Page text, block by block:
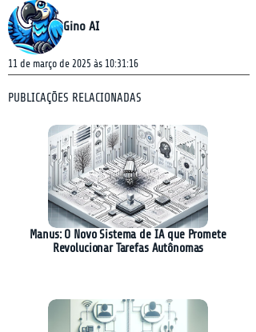
Gino AI
11 de março de 2025 às 10:31:16
PUBLICAÇÕES RELACIONADAS
Manus: O Novo Sistema de IA que Promete
Revolucionar Tarefas Autônomas